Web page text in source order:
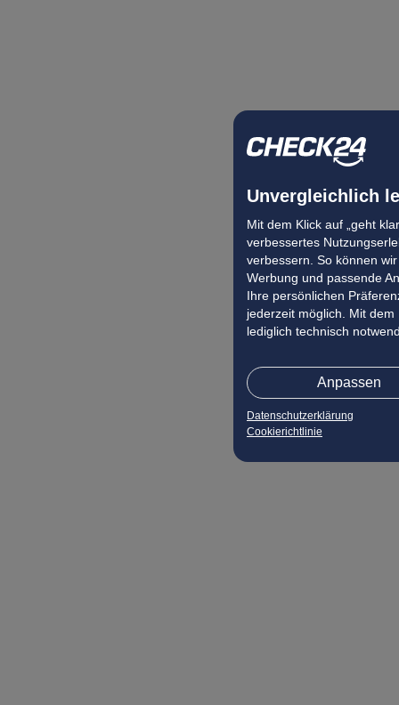
Unvergleichlich
Mit dem Klick auf „geht
verbessertes
verbessern. So können
Werbung und passende
Ihre persönlichen
jederzeit möglich. Mit dem
lediglich technisch
Anpassen
Datenschutzerklärung
Cookierichtlinie